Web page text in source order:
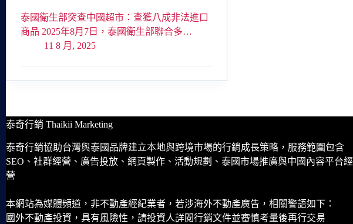
泰國衛生部突查中國超市：查獲八成非法進口
商品 2025年8月7日，泰國衛生部聯合多…
11 8 月, 2025
泰奇行銷 Thaikii Marketing
泰奇行銷協助台灣與泰國品牌建立本地與跨境市場的行銷成長策略，服務範圍包含
SEO、社群經營、廣告投放、網頁製作、活動規劃、泰國市場推廣與中國內容平台經
營
本網站為媒體頻道，非不動產經紀業者，若涉海外不動產廣告，相關警語如下：
國外不動產投資，具有風險性，請投資人詳閱行銷文件並審慎考量後再行交易